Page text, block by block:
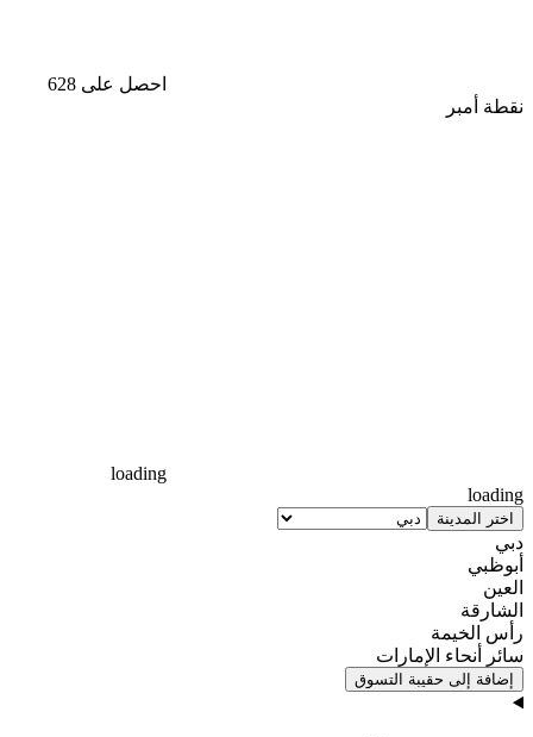
احصل على 628
نقطة أمبر
loading
loading
اختر المدينة
دبي
أبوظبي
العين
الشارقة
رأس الخيمة
سائر أنحاء الإمارات
إضافة إلى حقيبة التسوق